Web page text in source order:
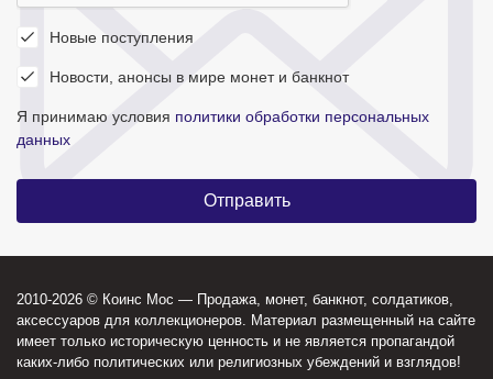
Новые поступления
Новости, анонсы в мире монет и банкнот
Я принимаю условия политики обработки персональных
данных
2010-2026 © Коинс Мос — Продажа, монет, банкнот, солдатиков,
аксессуаров для коллекционеров. Материал размещенный на сайте
имеет только историческую ценность и не является пропагандой
каких-либо политических или религиозных убеждений и взглядов!